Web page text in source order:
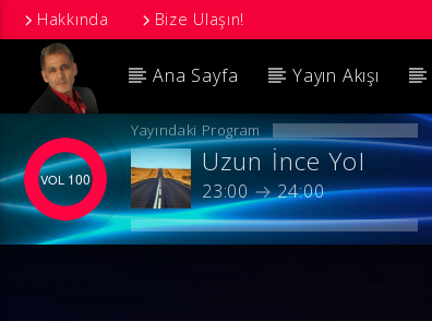
Hakkında Bize Ulaşın!
Ana Sayfa Yayın Akışı
100
Yayındaki Program
Uzun İnce Yol
23:00 24:00